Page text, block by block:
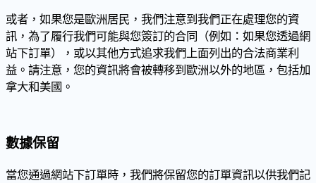
或者，如果您是歐洲居民，我們注意到我們正在處理您的資
訊，為了履行我們可能與您簽訂的合同（例如：如果您透過網
站下訂單），或以其他方式追求我們上面列出的合法商業利
益。請注意，您的資訊將會被轉移到歐洲以外的地區，包括加
拿大和美國。
數據保留
當您通過網站下訂單時，我們將保留您的訂單資訊以供我們記